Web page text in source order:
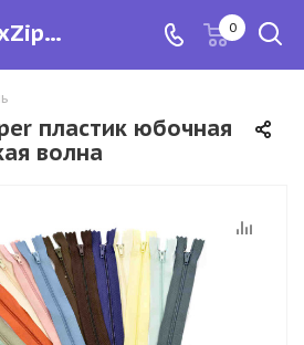
Молния MaxZipper пластик юбочная №3 18 см морская волна 0
пластик юбочная
волна